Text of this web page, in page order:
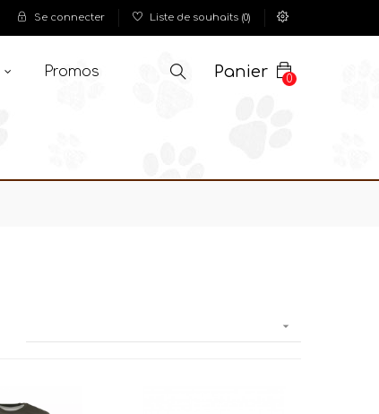
Se connecter Liste de souhaits(0)
Promos Panier 0
